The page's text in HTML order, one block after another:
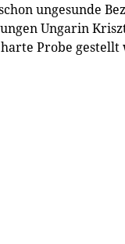
ungesunde
Ungarin
Probe